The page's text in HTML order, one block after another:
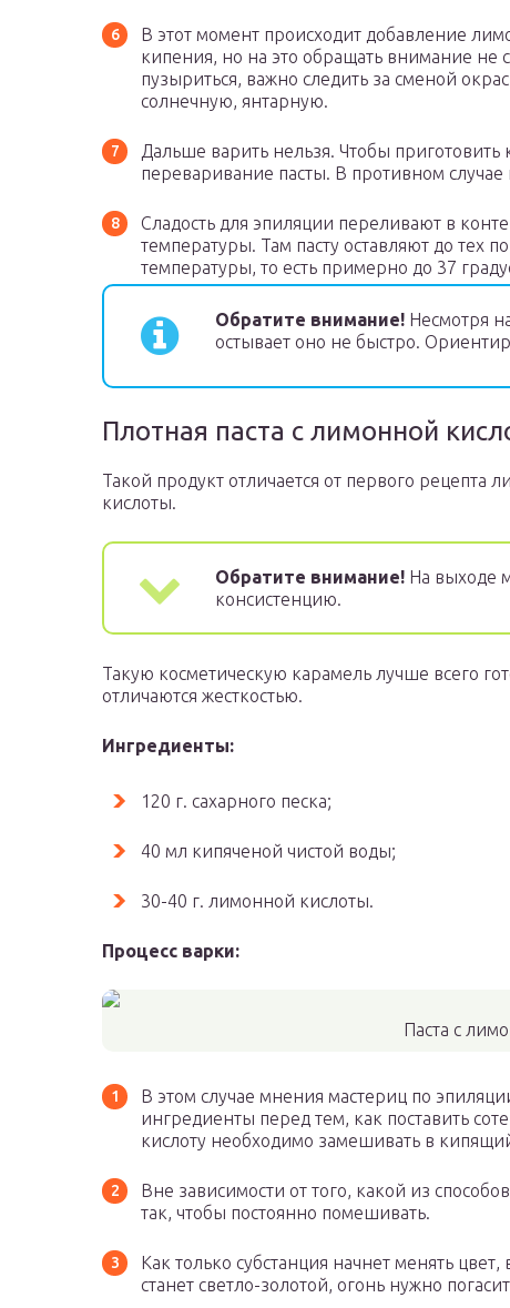
В этот момент происходит добавление
кипения, но на это обращать внимание не
пузыриться, важно следить за сменой
солнечную, янтарную.
Дальше варить нельзя. Чтобы приготовить
переваривание пасты. В противном случае
Сладость для эпиляции переливают в
температуры. Там пасту оставляют до тех
температуры, то есть примерно до 37
Обратите внимание! Несмотря
остывает оно не быстро.
Плотная паста с лимонной
Такой продукт отличается от первого
кислоты.
Обратите внимание! На выходе
консистенцию.
Такую косметическую карамель лучше всего
отличаются жесткостью.
Ингредиенты:
120 г. сахарного песка;
40 мл кипяченой чистой воды;
30-40 г. лимонной кислоты.
Процесс варки:
Паста с
В этом случае мнения мастериц по
ингредиенты перед тем, как поставить
кислоту необходимо замешивать в
Вне зависимости от того, какой из
так, чтобы постоянно помешивать.
Как только субстанция начнет менять
станет светло-золотой, огонь нужно